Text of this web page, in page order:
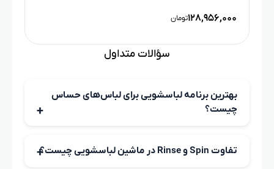
۱۲۸,۹۵۶,۰۰۰تومان
سؤالات متداول
بهترین برنامه لباسشویی برای لباس‌های حساس
چیست؟
برنامه‌های Delicate یا Hand Wash بهترین انتخاب هستند.
تفاوت Spin و Rinse در ماشین لباسشویی چیست؟